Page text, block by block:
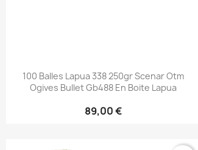
Aperçu rapide
100 Balles Lapua 338 250gr Scenar Otm
Ogives Bullet Gb488 En Boite Lapua
89,00 €